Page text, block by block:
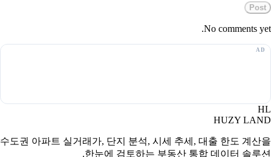
Post
No comments yet.
HL
HUZY LAND
수도권 아파트 실거래가, 단지 분석, 시세 추세, 대출 한도 계산을
한눈에 검토하는 부동산 통합 데이터 솔루션.